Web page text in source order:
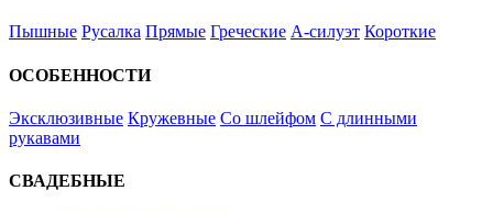
Пышные Русалка Прямые Греческие А-силуэт Короткие
ОСОБЕННОСТИ
Эксклюзивные Кружевные Со шлейфом С длинными
рукавами
СВАДЕБНЫЕ